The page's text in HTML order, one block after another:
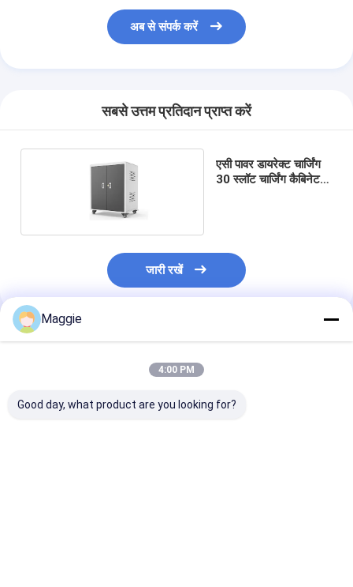
अब से संपर्क करें
सबसे उत्तम प्रतिदान प्राप्त करें
एसी पावर डायरेक्ट चार्जिंग
30 स्लॉट चार्जिंग कैबिनेट
जारी रखें
अनुशंसित उत्पाद
Maggie
4:00 PM
Good day, what product are you looking for?